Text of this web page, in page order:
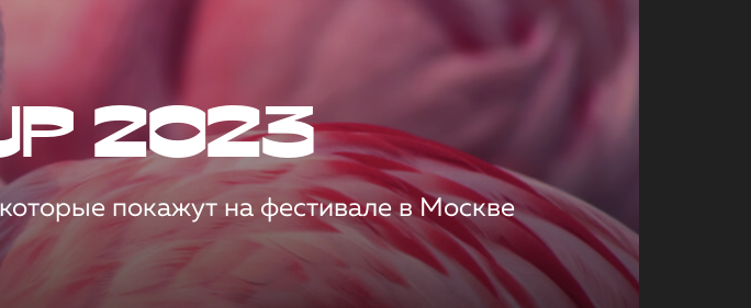
2023
покажут на фестивале в Москве